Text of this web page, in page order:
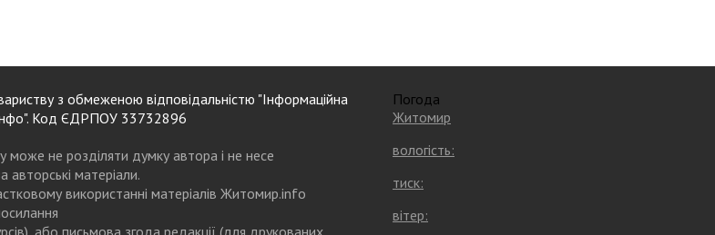
з обмеженою відповідальністю "Інформаційна
Код ЄДРПОУ 33732896
може не розділяти думку автора і не несе
авторські матеріали.
використанні матеріалів Житомир.info
або письмова згода редакції (для друкованих
Погода
Житомир
вологість:
тиск:
вітер: